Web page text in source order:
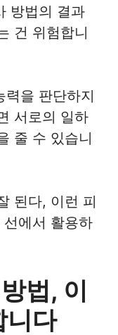
방법의 결과
건 위험합니
을 판단하지
서로의 일하
줄 수 있습니
된다, 이런 피
에서 활용하
법, 이
니다